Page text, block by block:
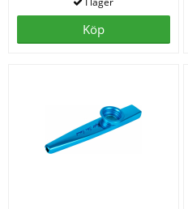
Köp